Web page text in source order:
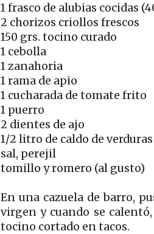
1 frasco de alubias cocidas
2 chorizos criollos frescos
150 grs. tocino curado
1 cebolla
1 zanahoria
1 rama de apio
1 cucharada de tomate frito
1 puerro
2 dientes de ajo
1/2 litro de caldo de
sal, perejil
tomillo y romero (al gusto)
En una cazuela de barro,
virgen y cuando se
tocino cortado en tacos.